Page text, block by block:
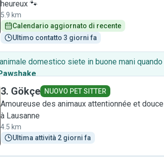
heureux 🐾
5.9 km
Calendario aggiornato di recente
Ultimo contatto 3 giorni fa
domestico siete in buone mani quando
.
3. Gökçe NUOVO PET SITTER
Amoureuse des animaux attentionnée et douce
à Lausanne
4.5 km
Ultima attività 2 giorni fa